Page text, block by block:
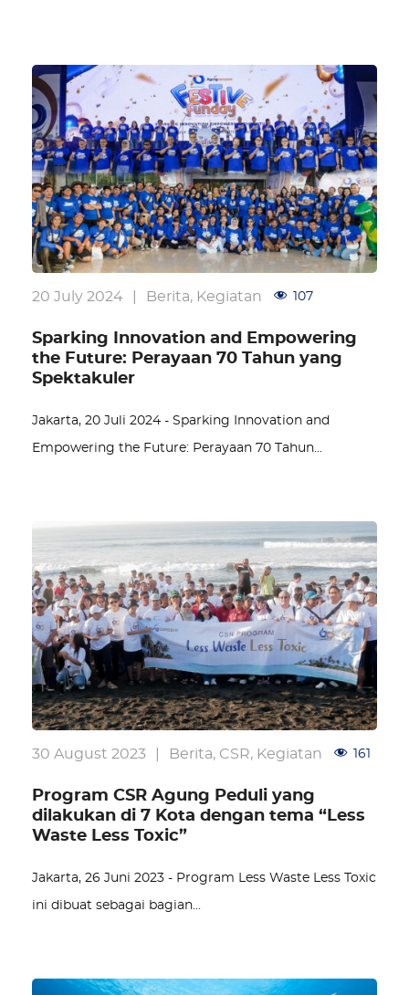
20 July 2024 Berita, Kegiatan 107
Sparking Innovation and Empowering
the Future: Perayaan 70 Tahun yang
Spektakuler
Jakarta, 20 Juli 2024 - Sparking Innovation and
Empowering the Future: Perayaan 70 Tahun…
30 August 2023 Berita, CSR, Kegiatan 161
Program CSR Agung Peduli yang
dilakukan di 7 Kota dengan tema “Less
Waste Less Toxic”
Jakarta, 26 Juni 2023 - Program Less Waste Less Toxic
ini dibuat sebagai bagian…